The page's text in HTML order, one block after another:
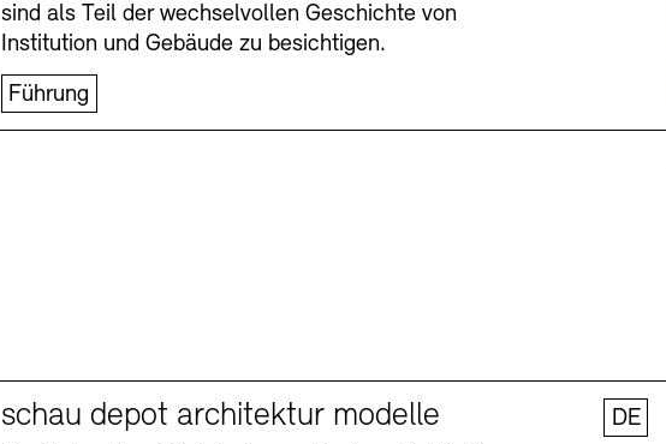
sind als Teil der wechselvollen Geschichte von
Institution und Gebäude zu besichtigen.
Führung
schau depot architektur modelle
DE